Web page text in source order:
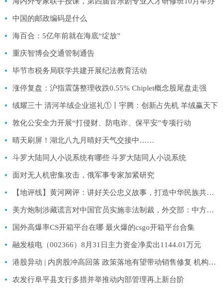
中国的邮政编码是什么
海百合：5亿年前就在海底“绽放”
重庆智博会交通管制通告
毕节市税务局联学共建开展纪法教育活动
涨停复盘：沪指震荡整理收跌0.55% Chiplet概念股尾盘走强
绒耀三十 清河羊绒企业巡礼①丨宇腾：创新占先机 羊绒赢天下
敦化公安全力开展“打侵财、防电诈、保平安”专项行动
晴天刷屏！湖北八九月晴好天气交接中……
斗罗大陆同人小说系统有哪些 斗罗大陆同人小说系统
面对无人机密集攻击，俄军事专家加紧研究
【地评线】黄河网评：讲好关公忠义故事，打造中华民族共有的精神家园
美方炮制涉藏谎言对中国官员实施非法制裁，外交部：中方将对等反制
国外高爆率CS开箱平台在哪 最火爆的csgo开箱平台合集
融发核电（002366）8月31日主力资金净卖出1144.01万元
港股异动 | 内房股冲高回落 政策落地有望带动销售修复 机构称持续性仍需观察后续政策力度
农发行阜平县支行多措并举推动内部管理再上新台阶